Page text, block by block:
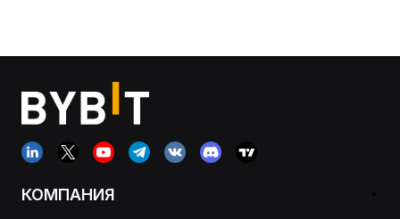
КОМПАНИЯ